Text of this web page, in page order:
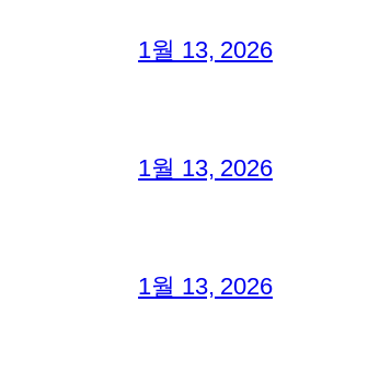
1월 13, 2026
1월 13, 2026
1월 13, 2026